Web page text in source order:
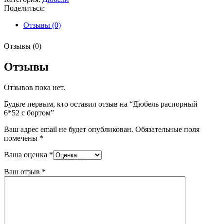
6*52
с
бортом
Поделиться:
Отзывы (0)
Отзывы (0)
Отзывы
Отзывов пока нет.
Будьте первым, кто оставил отзыв на “Дюбель распорный
6*52 с бортом”
Ваш адрес email не будет опубликован. Обязательные поля
помечены *
Ваша оценка *
Ваш отзыв *